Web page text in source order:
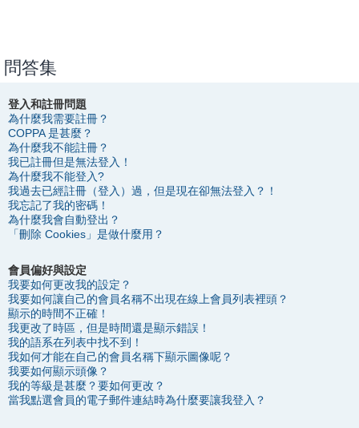
問答集
登入和註冊問題
為什麼我需要註冊？
COPPA 是甚麼？
為什麼我不能註冊？
我已註冊但是無法登入！
為什麼我不能登入?
我過去已經註冊（登入）過，但是現在卻無法登入？！
我忘記了我的密碼！
為什麼我會自動登出？
「刪除 Cookies」是做什麼用？
會員偏好與設定
我要如何更改我的設定？
我要如何讓自己的會員名稱不出現在線上會員列表裡頭？
顯示的時間不正確！
我更改了時區，但是時間還是顯示錯誤！
我的語系在列表中找不到！
我如何才能在自己的會員名稱下顯示圖像呢？
我要如何顯示頭像？
我的等級是甚麼？要如何更改？
當我點選會員的電子郵件連結時為什麼要讓我登入？